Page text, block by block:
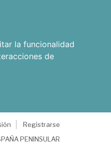
la funcionalidad
de
Registrarse
PENINSULAR